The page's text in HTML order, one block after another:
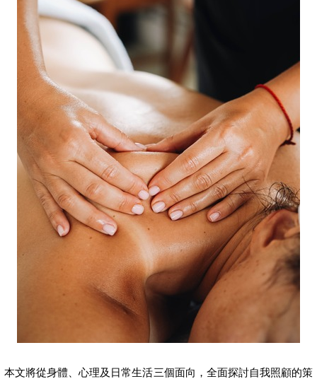
本文將從身體、心理及日常生活三個面向，全面探討自我照顧的策